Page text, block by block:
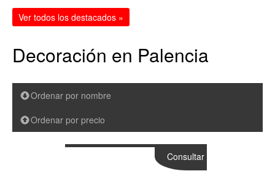
Ver todos los destacados »
Decoración en Palencia
Ordenar por nombre
Ordenar por precio
Consultar